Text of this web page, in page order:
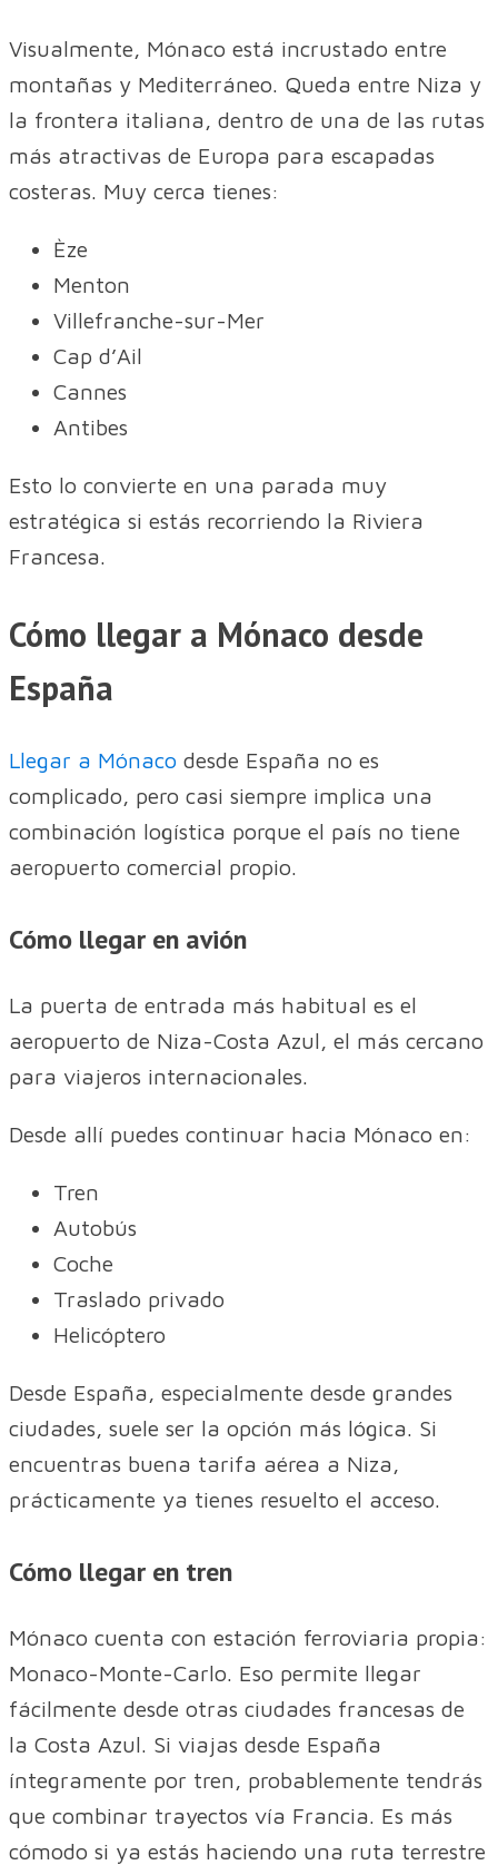
Visualmente, Mónaco está incrustado entre
montañas y Mediterráneo. Queda entre Niza y
la frontera italiana, dentro de una de las rutas
más atractivas de Europa para escapadas
costeras. Muy cerca tienes:
Èze
Menton
Villefranche-sur-Mer
Cap d’Ail
Cannes
Antibes
Esto lo convierte en una parada muy
estratégica si estás recorriendo la Riviera
Francesa.
Cómo llegar a Mónaco desde
España
Llegar a Mónaco desde España no es
complicado, pero casi siempre implica una
combinación logística porque el país no tiene
aeropuerto comercial propio.
Cómo llegar en avión
La puerta de entrada más habitual es el
aeropuerto de Niza-Costa Azul, el más cercano
para viajeros internacionales.
Desde allí puedes continuar hacia Mónaco en:
Tren
Autobús
Coche
Traslado privado
Helicóptero
Desde España, especialmente desde grandes
ciudades, suele ser la opción más lógica. Si
encuentras buena tarifa aérea a Niza,
prácticamente ya tienes resuelto el acceso.
Cómo llegar en tren
Mónaco cuenta con estación ferroviaria propia:
Monaco-Monte-Carlo. Eso permite llegar
fácilmente desde otras ciudades francesas de
la Costa Azul. Si viajas desde España
íntegramente por tren, probablemente tendrás
que combinar trayectos vía Francia. Es más
cómodo si ya estás haciendo una ruta terrestre